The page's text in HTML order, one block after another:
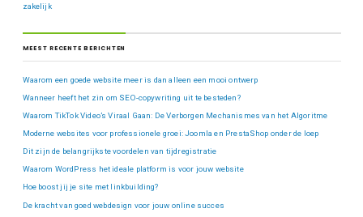
zakelijk
MEEST RECENTE BERICHTEN
Waarom een goede website meer is dan alleen een mooi ontwerp
Wanneer heeft het zin om SEO-copywriting uit te besteden?
Waarom TikTok Video’s Viraal Gaan: De Verborgen Mechanismes van het Algoritme
Moderne websites voor professionele groei: Joomla en PrestaShop onder de loep
Dit zijn de belangrijkste voordelen van tijdregistratie
Waarom WordPress het ideale platform is voor jouw website
Hoe boost jij je site met linkbuilding?
De kracht van goed webdesign voor jouw online succes